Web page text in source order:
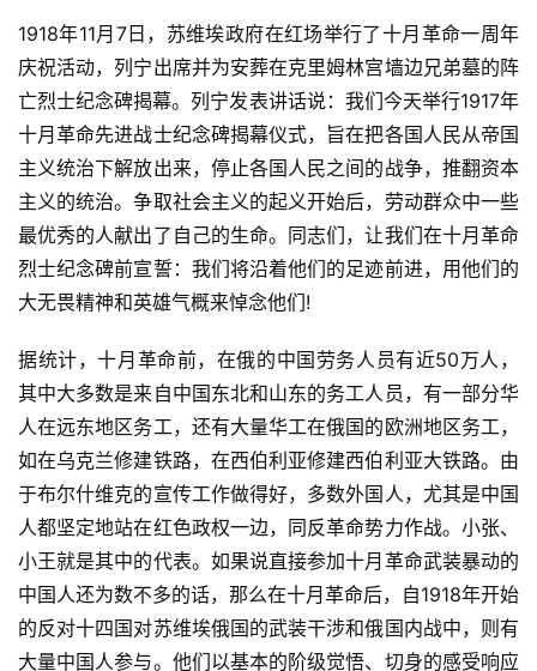
1918年11月7日，苏维埃政府在红场举行了十月革命一周年
庆祝活动，列宁出席并为安葬在克里姆林宫墙边兄弟墓的阵
亡烈士纪念碑揭幕。列宁发表讲话说：我们今天举行1917年
十月革命先进战士纪念碑揭幕仪式，旨在把各国人民从帝国
主义统治下解放出来，停止各国人民之间的战争，推翻资本
主义的统治。争取社会主义的起义开始后，劳动群众中一些
最优秀的人献出了自己的生命。同志们，让我们在十月革命
烈士纪念碑前宣誓：我们将沿着他们的足迹前进，用他们的
大无畏精神和英雄气概来悼念他们!
据统计，十月革命前，在俄的中国劳务人员有近50万人，
其中大多数是来自中国东北和山东的务工人员，有一部分华
人在远东地区务工，还有大量华工在俄国的欧洲地区务工，
如在乌克兰修建铁路，在西伯利亚修建西伯利亚大铁路。由
于布尔什维克的宣传工作做得好，多数外国人，尤其是中国
人都坚定地站在红色政权一边，同反革命势力作战。小张、
小王就是其中的代表。如果说直接参加十月革命武装暴动的
中国人还为数不多的话，那么在十月革命后，自1918年开始
的反对十四国对苏维埃俄国的武装干涉和俄国内战中，则有
大量中国人参与。他们以基本的阶级觉悟、切身的感受响应